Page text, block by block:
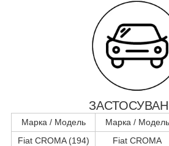
Марка / Модель Марка / Модель
Fiat CROMA (194)
Fiat CROMA